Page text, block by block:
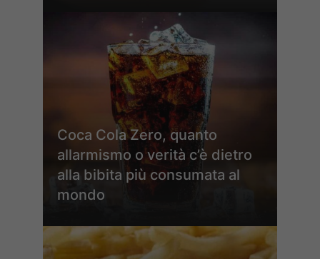
Coca Cola Zero, quanto
allarmismo o verità c’è dietro
alla bibita più consumata al
mondo